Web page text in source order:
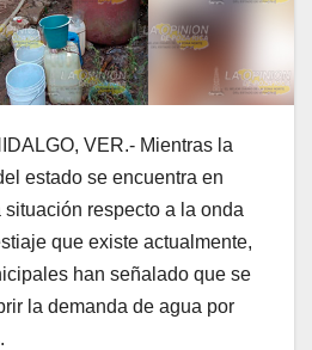
VER.- Mientras la
estado se encuentra en
respecto a la onda
que existe actualmente,
han señalado que se
la demanda de agua por